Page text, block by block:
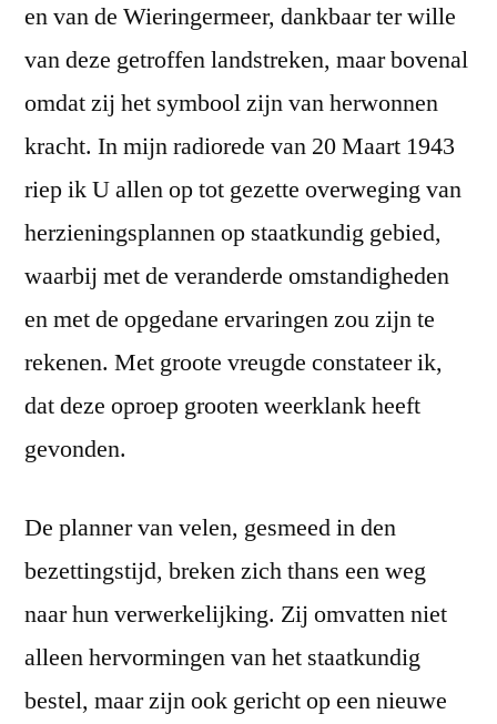
en van de Wieringermeer, dankbaar ter wille
van deze getroffen landstreken, maar bovenal
omdat zij het symbool zijn van herwonnen
kracht. In mijn radiorede van 20 Maart 1943
riep ik U allen op tot gezette overweging van
herzieningsplannen op staatkundig gebied,
waarbij met de veranderde omstandigheden
en met de opgedane ervaringen zou zijn te
rekenen. Met groote vreugde constateer ik,
dat deze oproep grooten weerklank heeft
gevonden.
De planner van velen, gesmeed in den
bezettingstijd, breken zich thans een weg
naar hun verwerkelijking. Zij omvatten niet
alleen hervormingen van het staatkundig
bestel, maar zijn ook gericht op een nieuwe